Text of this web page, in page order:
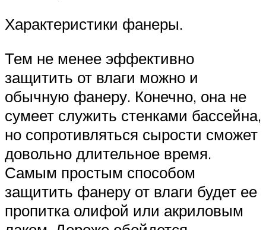
Характеристики фанеры.
Тем не менее эффективно
защитить от влаги можно и
обычную фанеру. Конечно, она не
сумеет служить стенками бассейна,
но сопротивляться сырости сможет
довольно длительное время.
Самым простым способом
защитить фанеру от влаги будет ее
пропитка олифой или акриловым